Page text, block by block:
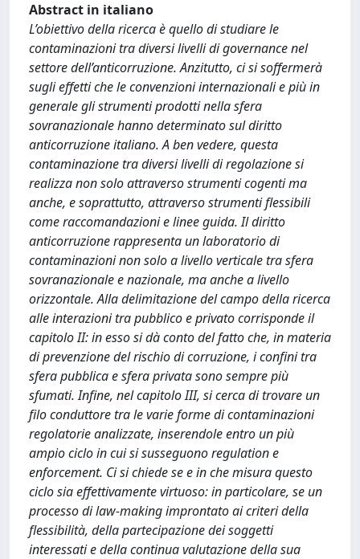
Abstract in italiano
L’obiettivo della ricerca è quello di studiare le
contaminazioni tra diversi livelli di governance nel
settore dell’anticorruzione. Anzitutto, ci si soffermerà
sugli effetti che le convenzioni internazionali e più in
generale gli strumenti prodotti nella sfera
sovranazionale hanno determinato sul diritto
anticorruzione italiano. A ben vedere, questa
contaminazione tra diversi livelli di regolazione si
realizza non solo attraverso strumenti cogenti ma
anche, e soprattutto, attraverso strumenti flessibili
come raccomandazioni e linee guida. Il diritto
anticorruzione rappresenta un laboratorio di
contaminazioni non solo a livello verticale tra sfera
sovranazionale e nazionale, ma anche a livello
orizzontale. Alla delimitazione del campo della ricerca
alle interazioni tra pubblico e privato corrisponde il
capitolo II: in esso si dà conto del fatto che, in materia
di prevenzione del rischio di corruzione, i confini tra
sfera pubblica e sfera privata sono sempre più
sfumati. Infine, nel capitolo III, si cerca di trovare un
filo conduttore tra le varie forme di contaminazioni
regolatorie analizzate, inserendole entro un più
ampio ciclo in cui si susseguono regulation e
enforcement. Ci si chiede se e in che misura questo
ciclo sia effettivamente virtuoso: in particolare, se un
processo di law-making improntato ai criteri della
flessibilità, della partecipazione dei soggetti
interessati e della continua valutazione della sua